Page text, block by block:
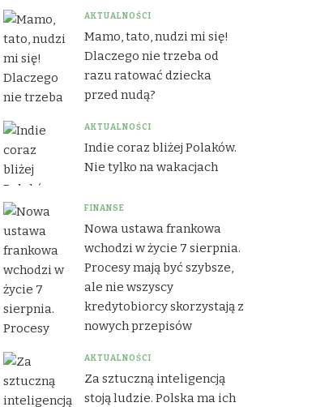
AKTUALNOŚCI
Mamo, tato, nudzi mi się!
Dlaczego nie trzeba od
razu ratować dziecka
przed nudą?
AKTUALNOŚCI
Indie coraz bliżej Polaków.
Nie tylko na wakacjach
FINANSE
Nowa ustawa frankowa
wchodzi w życie 7 sierpnia.
Procesy mają być szybsze,
ale nie wszyscy
kredytobiorcy skorzystają z
nowych przepisów
AKTUALNOŚCI
Za sztuczną inteligencją
stoją ludzie. Polska ma ich